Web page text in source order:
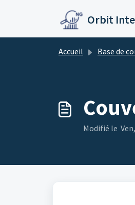
Orbit
Accueil Base de
Modifié le Ven,